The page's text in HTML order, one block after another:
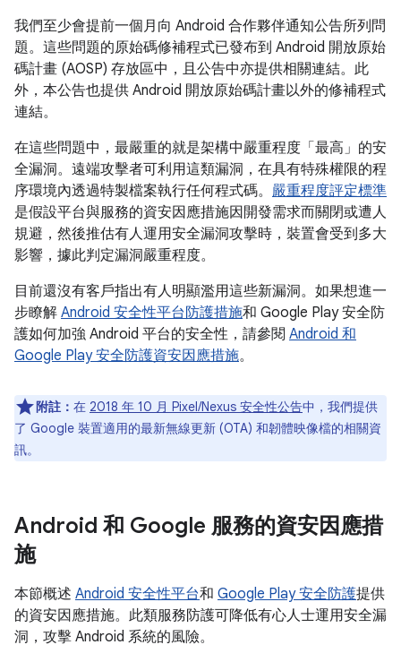
我們至少會提前一個月向 Android 合作夥伴通知公告所列問
題。這些問題的原始碼修補程式已發布到 Android 開放原始
碼計畫 (AOSP) 存放區中，且公告中亦提供相關連結。此
外，本公告也提供 Android 開放原始碼計畫以外的修補程式
連結。
在這些問題中，最嚴重的就是架構中嚴重程度「最高」的安
全漏洞。遠端攻擊者可利用這類漏洞，在具有特殊權限的程
序環境內透過特製檔案執行任何程式碼。 嚴重程度評定標準
是假設平台與服務的資安因應措施因開發需求而關閉或遭人
規避，然後推估有人運用安全漏洞攻擊時，裝置會受到多大
影響，據此判定漏洞嚴重程度。
目前還沒有客戶指出有人明顯濫用這些新漏洞。如果想進一
步瞭解 Android 安全性平台防護措施和 Google Play 安全防
護如何加強 Android 平台的安全性，請參閱 Android 和
Google Play 安全防護資安因應措施。
附註： 在 2018 年 10 月 Pixel/Nexus 安全性公告中，我們提供
了 Google 裝置適用的最新無線更新 (OTA) 和韌體映像檔的相關資
訊。
Android 和 Google 服務的資安因應措
施
本節概述 Android 安全性平台和 Google Play 安全防護提供
的資安因應措施。此類服務防護可降低有心人士運用安全漏
洞，攻擊 Android 系統的風險。